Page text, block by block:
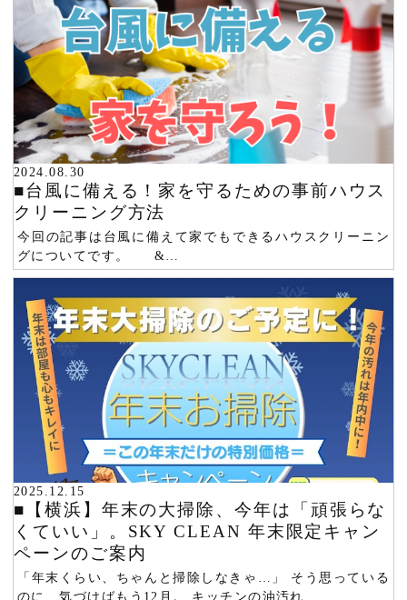
2024.08.30
■台風に備える！家を守るための事前ハウス
クリーニング方法
今回の記事は台風に備えて家でもできるハウスクリーニン
グについてです。 &…
2025.12.15
■【横浜】年末の大掃除、今年は「頑張らな
くていい」。SKY CLEAN 年末限定キャン
ペーンのご案内
「年末くらい、ちゃんと掃除しなきゃ…」 そう思っている
のに、気づけばもう12月。 キッチンの油汚れ …